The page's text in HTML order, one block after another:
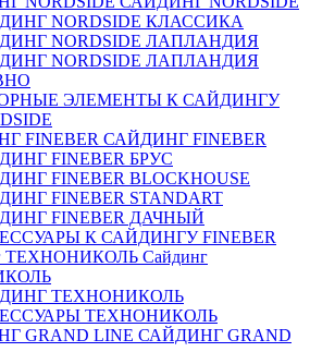
NORDSIDE КЛАССИКА
NORDSIDE ЛАПЛАНДИЯ
NORDSIDE ЛАПЛАНДИЯ
ЭЛЕМЕНТЫ К САЙДИНГУ
САЙДИНГ FINEBER
FINEBER БРУС
FINEBER BLOCKHOUSE
FINEBER STANDART
FINEBER ДАЧНЫЙ
К САЙДИНГУ FINEBER
Сайдинг
ТЕХНОНИКОЛЬ
ТЕХНОНИКОЛЬ
САЙДИНГ GRAND